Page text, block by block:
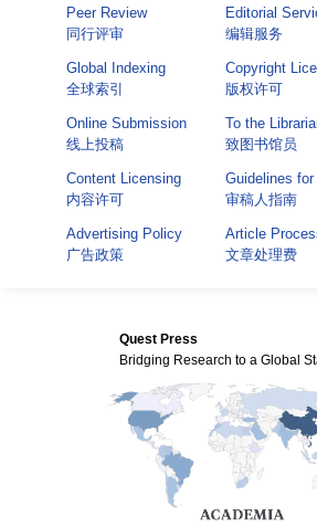
Peer Review
同行评审
Editorial
编辑服务
Global Indexing
全球索引
Copyright
版权许可
Online Submission
线上投稿
To the
致图书馆员
Content Licensing
内容许可
Guidelines for
审稿人指南
Advertising Policy
广告政策
Article
文章处理费
Quest Press
Bridging Research to a Global